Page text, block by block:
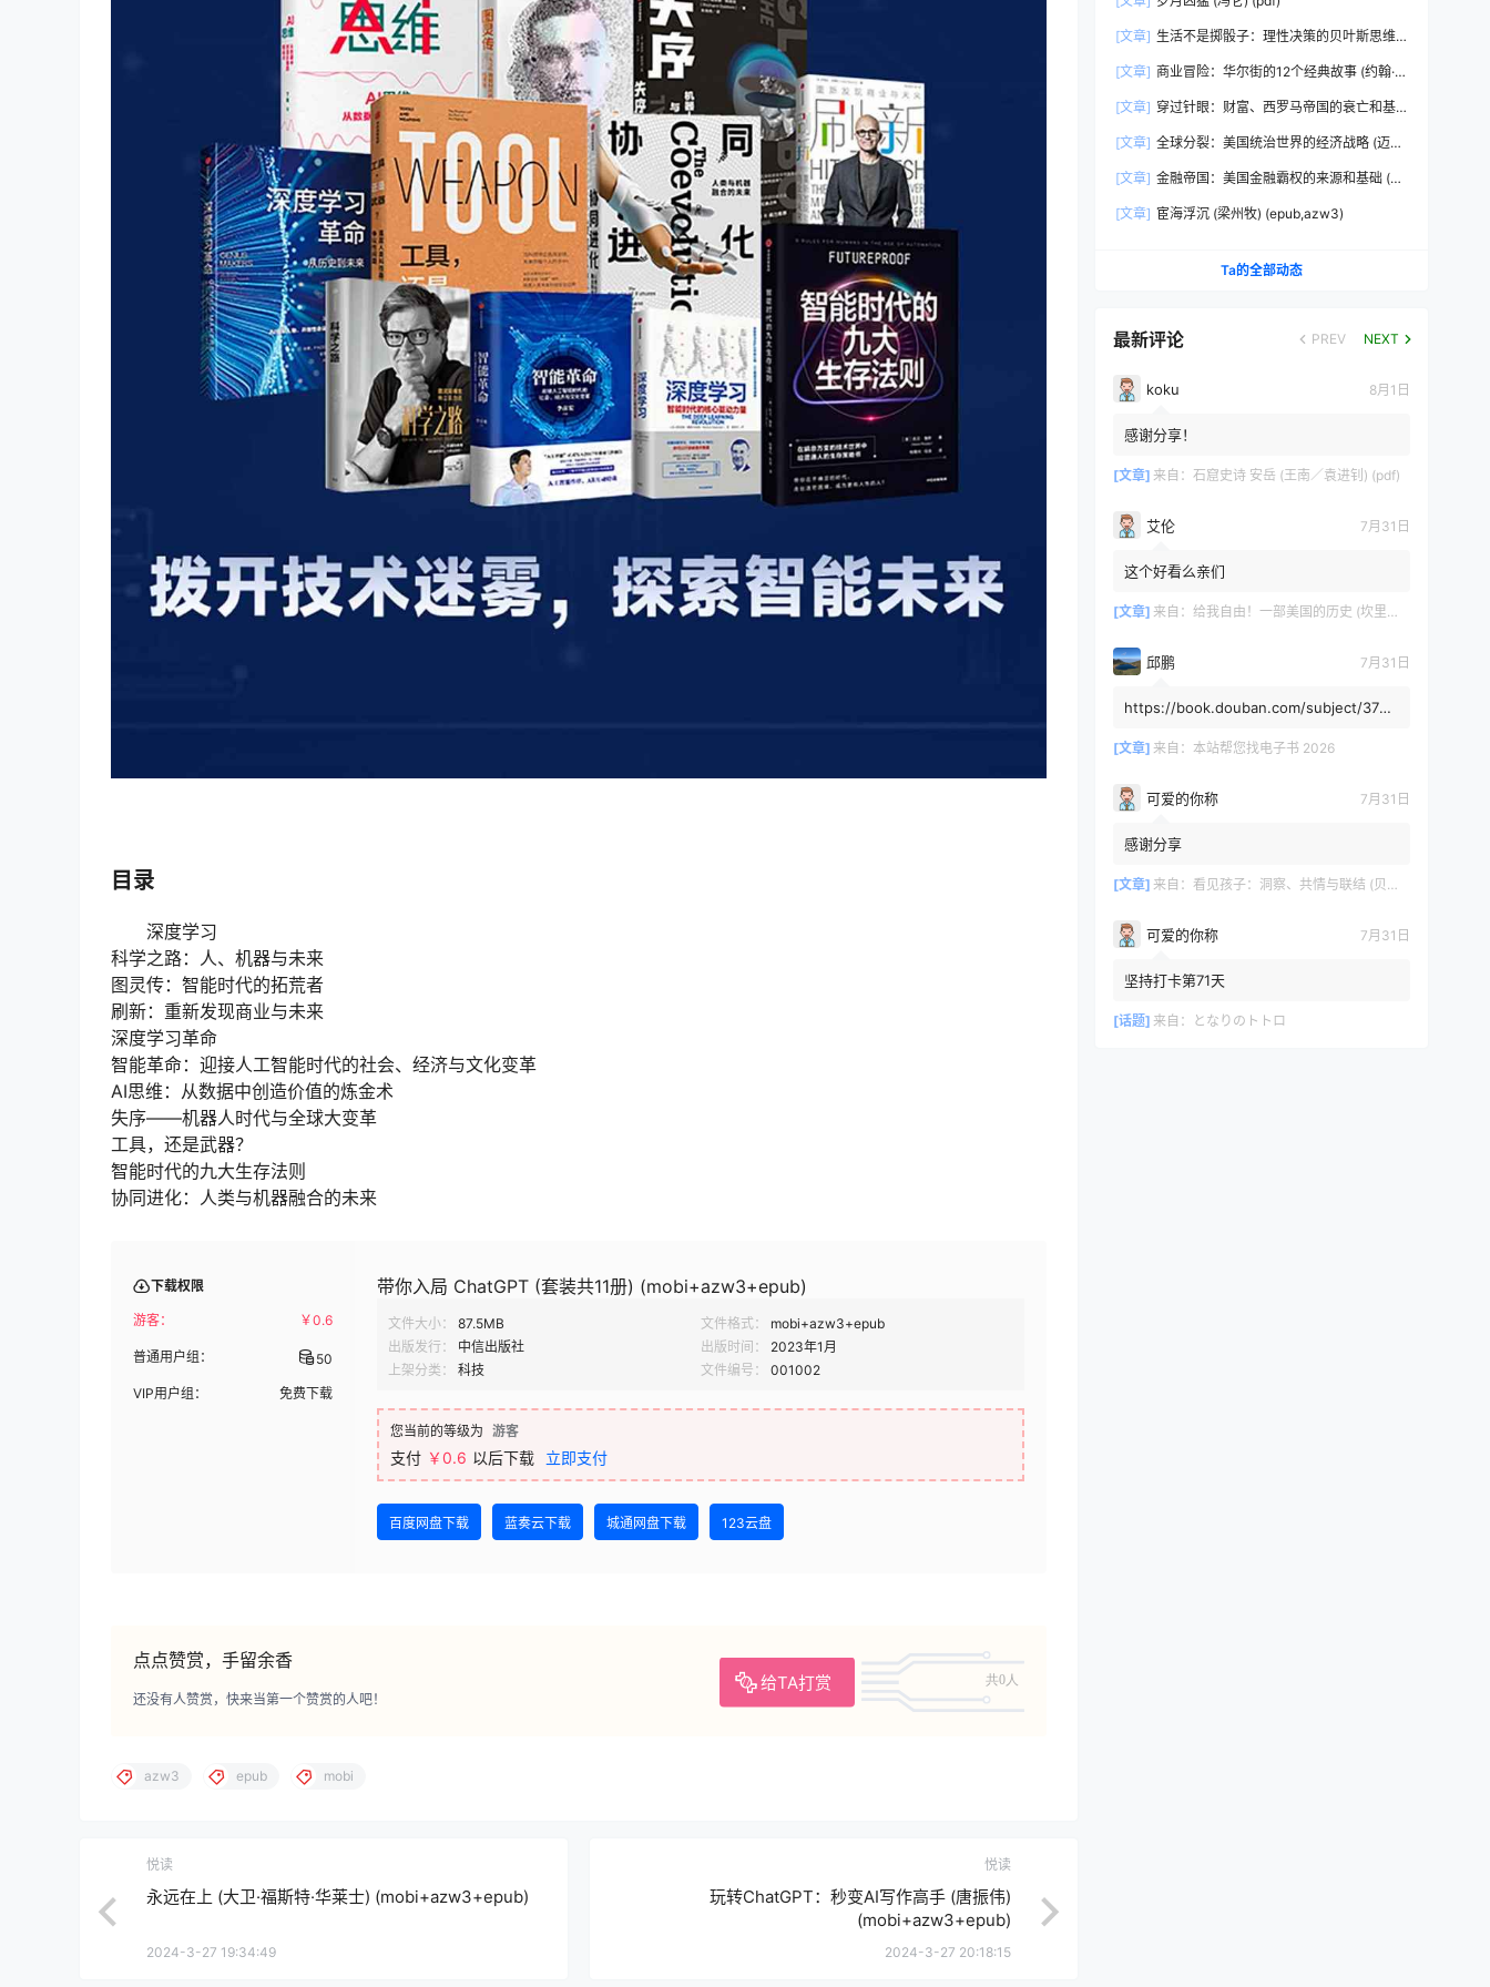
目录
深度学习
科学之路：人、机器与未来
图灵传：智能时代的拓荒者
刷新：重新发现商业与未来
深度学习革命
智能革命：迎接人工智能时代的社会、经济与文化变革
AI思维：从数据中创造价值的炼金术
失序——机器人时代与全球大变革
工具，还是武器？
智能时代的九大生存法则
协同进化：人类与机器融合的未来
下载权限
游客： ￥0.6
普通用户组： 50
VIP用户组： 免费下载
带你入局 ChatGPT (套装共11册) (mobi+azw3+epub)
文件大小： 87.5MB 文件格式：
mobi+azw3+epub
出版发行：
中信出版社 出版时间：
2023年1月
上架分类：
科技 文件编号： 001002
您当前的等级为 游客
支付 ￥0.6 以后下载 立即支付
百度网盘下载 蓝奏云下载 城通网盘下载 123云盘
点点赞赏，手留余香
给TA打赏 共0人
还没有人赞赏，快来当第一个赞赏的人吧！
azw3 epub mobi
悦读
永远在上 (大卫·福斯特·华莱士) (mobi+azw3+epub)
2024-3-27 19:34:49
悦读
玩转ChatGPT：秒变AI写作高手 (唐振伟)
(mobi+azw3+epub)
2024-3-27 20:18:15
[文章] 生活不是掷骰子：理性决策的贝叶斯思维
[文章] 商业冒险：华尔街的12个经典故事 (约翰·布
[文章] 穿过针眼：财富、西罗马帝国的衰亡和基
(epub,azw3,pdf)
[文章] 全球分裂：美国统治世界的经济战略 (迈克
[文章] 金融帝国：美国金融霸权的来源和基础 (迈
[文章] 宦海浮沉 (梁州牧) (epub,azw3)
Ta的全部动态
最新评论 PREV NEXT
koku 8月1日
感谢分享！
[文章] 来自： 石窟史诗 安岳 (王南／袁进钊) (pdf)
艾伦 7月31日
这个好看么亲们
[文章] 来自： 给我自由！一部美国的历史 (坎里克·方纳／埃里克·方纳) (mobi+azw3+epub)
邱鹏 7月31日
https://book.douban.com/subject/3725
[文章] 来自： 本站帮您找电子书 2026
可爱的你称 7月31日
感谢分享
[文章] 来自： 看见孩子：洞察、共情与联结 (贝姬·肯尼迪) (mobi,azw3,epub)
可爱的你称 7月31日
坚持打卡第71天
[话题] 来自： となりのトトロ